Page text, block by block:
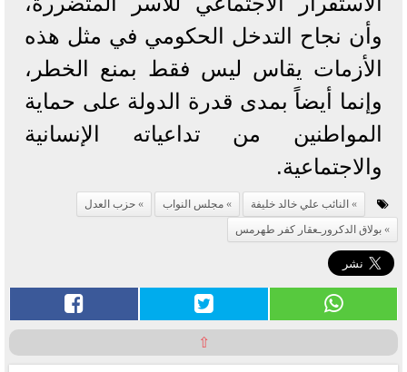
وأن نجاح التدخل الحكومي في مثل هذه
الأزمات يقاس ليس فقط بمنع الخطر،
وإنما أيضاً بمدى قدرة الدولة على حماية
المواطنين من تداعياته الإنسانية
والاجتماعية.
النائب علي خالد خليفة مجلس النواب
حزب العدل
بولاق الدكرورـعقار كفر طهرمس
⇧